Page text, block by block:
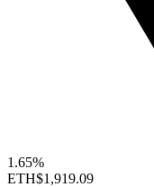
1.65%
ETH$1,919.09